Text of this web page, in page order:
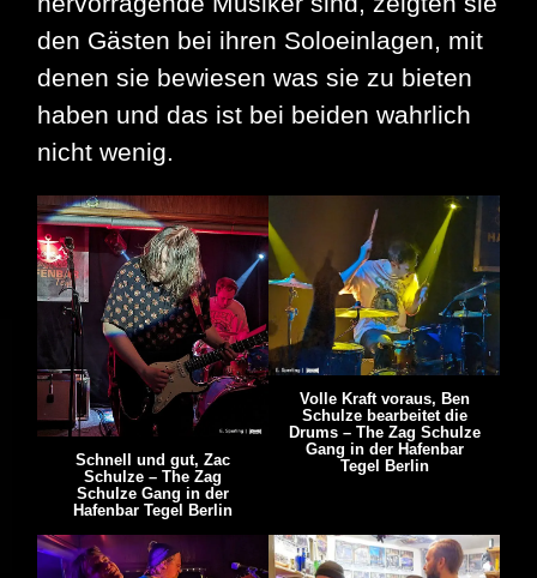
den Gästen bei ihren Soloeinlagen, mit
denen sie bewiesen was sie zu bieten
haben und das ist bei beiden wahrlich
nicht wenig.
Schnell und gut, Zac
Schulze – The Zag
Schulze Gang in der
Hafenbar Tegel Berlin
Volle Kraft voraus, Ben
Schulze bearbeitet die
Drums – The Zag Schulze
Gang in der Hafenbar
Tegel Berlin